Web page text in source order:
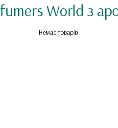
World з
Немає товарів